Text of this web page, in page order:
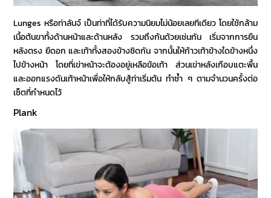
Lunges หรือท่าลันจ์ เป็นท่าที่ได้รับความนิยมไม่น้อยเลยทีเดียว โดยใช้กล้าม
เนื้อต้นขาทั้งด้านหน้าและด้านหลัง รวมถึงก้นด้วยเช่นกัน เริ่มจากการยืน
หลังตรง ยืดอก และเท้าทั้งสองข้างชิดกัน จากนั้นให้ก้าวเท้าข้างใดข้างหนึ่ง
ไปข้างหน้า โดยที่เข่าหน้าจะต้องอยู่เหลือข้อเท้า ส่วนเข่าหลังเกือบแตะพื้น
และออกแรงดันเท้าหน้าเพื่อให้กลับสู้ท่าเริ่มต้น ทำซ้ำ ๆ ตามจำนวนครั้งต่อ
เซ็ตที่กำหนดไว้
Plank